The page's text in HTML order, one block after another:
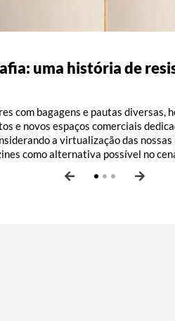
uma história de
com bagagens e pautas diversas,
e novos espaços comerciais
a virtualização das
como alternativa possível no
100 anos de
vivo, com Luiz